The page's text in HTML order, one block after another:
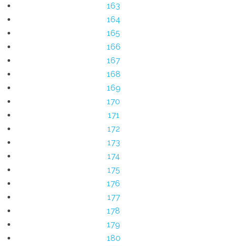
163
164
165
166
167
168
169
170
171
172
173
174
175
176
177
178
179
180